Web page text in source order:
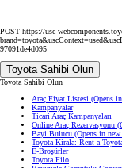
POST https://usc-
97091de4d095
Toyota Sahibi Olun
Toyota Sahibi Olun
Araç Fiyat Listesi (Opens
Kampanyalar
Ticari Araç Kampanyaları
Online Araç Rezervasyonu
Bayi Bulucu (Opens in
Toyota Kirala: Rent a
E-Broşürler
Toyota Filo